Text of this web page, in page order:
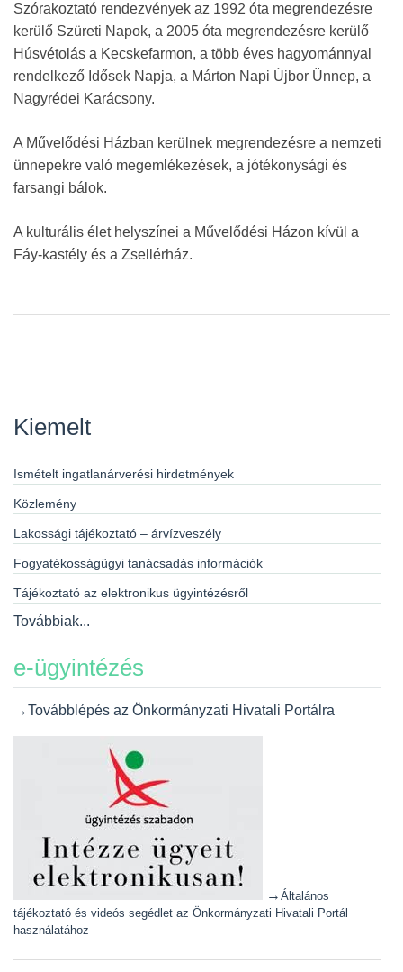
Szórakoztató rendezvények az 1992 óta megrendezésre
kerülő Szüreti Napok, a 2005 óta megrendezésre kerülő
Húsvétolás a Kecskefarmon, a több éves hagyománnyal
rendelkező Idősek Napja, a Márton Napi Újbor Ünnep, a
Nagyrédei Karácsony.
A Művelődési Házban kerülnek megrendezésre a nemzeti
ünnepekre való megemlékezések, a jótékonysági és
farsangi bálok.
A kulturális élet helyszínei a Művelődési Házon kívül a
Fáy-kastély és a Zsellérház.
Kiemelt
Ismételt ingatlanárverési hirdetmények
Közlemény
Lakossági tájékoztató – árvízveszély
Fogyatékosságügyi tanácsadás információk
Tájékoztató az elektronikus ügyintézésről
Továbbiak...
e-ügyintézés
→Továbblépés az Önkormányzati Hivatali Portálra
→ Általános
tájékoztató és videós segédlet az Önkormányzati Hivatali Portál
használatához